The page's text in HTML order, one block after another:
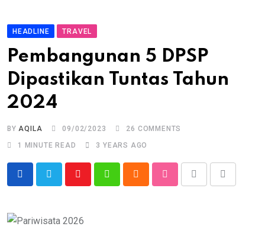
HEADLINE TRAVEL
Pembangunan 5 DPSP
Dipastikan Tuntas Tahun
2024
BY AQILA 09/02/2023 26 COMMENTS
1 MINUTE READ
3 YEARS AGO
YoutubeWhatsappCloud StumbleUpon
Print
Share